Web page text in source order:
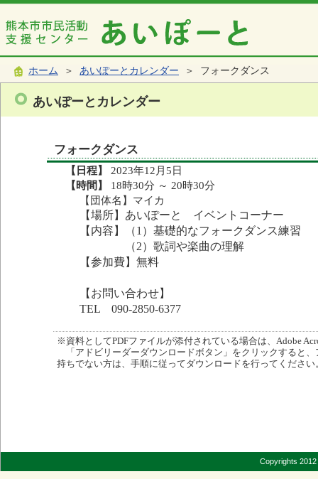
ホーム ＞ あいぽーとカレンダー ＞ フォークダンス
あいぽーとカレンダー
フォークダンス
【日程】
2023年12月5日
【時間】
18時30分 ～ 20時30分
【団体名】マイカ
【場所】あいぽーと イベントコーナー
【内容】（1）基礎的なフォークダンス練習
（2）歌詞や楽曲の理解
【参加費】無料
【お問い合わせ】
TEL 090-2850-6377
※資料としてPDFファイルが添付されている場合は、Adobe
「アドビリーダーダウンロードボタン」をクリックすると
持ちでない方は、手順に従ってダウンロードを行ってください
Copyrights